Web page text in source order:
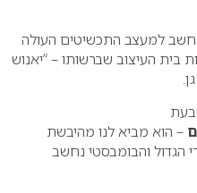
בן 31 אבל כבר נחשב למעצב התכשיטים העולה
בית העיצוב שברשותו – “יאנוש
– הוא מביא לנו מהיבשת
הגדול והבומבסטי נחשב